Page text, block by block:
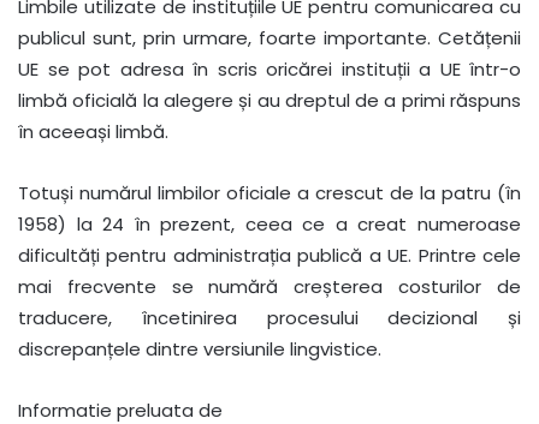
Limbile utilizate de instituțiile UE pentru comunicarea cu
publicul sunt, prin urmare, foarte importante. Cetățenii
UE se pot adresa în scris oricărei instituții a UE într-o
limbă oficială la alegere și au dreptul de a primi răspuns
în aceeași limbă.
Totuși numărul limbilor oficiale a crescut de la patru (în
1958) la 24 în prezent, ceea ce a creat numeroase
dificultăți pentru administrația publică a UE. Printre cele
mai frecvente se numără creșterea costurilor de
traducere, încetinirea procesului decizional și
discrepanțele dintre versiunile lingvistice.
Informatie preluata de